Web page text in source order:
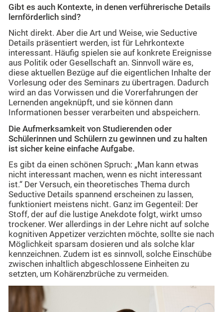
Gibt es auch Kontexte, in denen verführerische Details
lernförderlich sind?
Nicht direkt. Aber die Art und Weise, wie Seductive
Details präsentiert werden, ist für Lehrkontexte
interessant. Häufig spielen sie auf konkrete Ereignisse
aus Politik oder Gesellschaft an. Sinnvoll wäre es,
diese aktuellen Bezüge auf die eigentlichen Inhalte der
Vorlesung oder des Seminars zu übertragen. Dadurch
wird an das Vorwissen und die Vorerfahrungen der
Lernenden angeknüpft, und sie können dann
Informationen besser verarbeiten und abspeichern.
Die Aufmerksamkeit von Studierenden oder
Schülerinnen und Schülern zu gewinnen und zu halten
ist sicher keine einfache Aufgabe.
Es gibt da einen schönen Spruch: „Man kann etwas
nicht interessant machen, wenn es nicht interessant
ist.“ Der Versuch, ein theoretisches Thema durch
Seductive Details spannend erscheinen zu lassen,
funktioniert meistens nicht. Ganz im Gegenteil: Der
Stoff, der auf die lustige Anekdote folgt, wirkt umso
trockener. Wer allerdings in der Lehre nicht auf solche
kognitiven Appetizer verzichten möchte, sollte sie nach
Möglichkeit sparsam dosieren und als solche klar
kennzeichnen. Zudem ist es sinnvoll, solche Einschübe
zwischen inhaltlich abgeschlossene Einheiten zu
setzten, um Kohärenzbrüche zu vermeiden.